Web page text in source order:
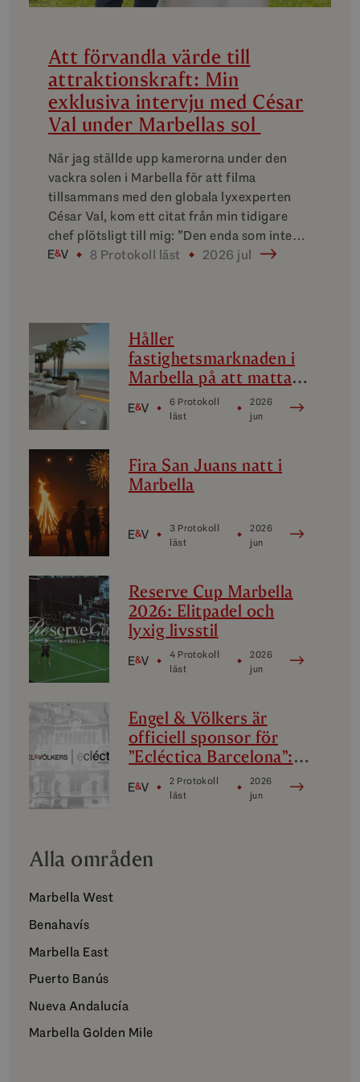
Att förvandla värde till
attraktionskraft: Min
exklusiva intervju med César
Val under Marbellas sol
När jag ställde upp kamerorna under den
vackra solen i Marbella för att filma
tillsammans med den globala lyxexperten
César Val, kom ett citat från min tidigare
chef plötsligt till mig: ”Den enda som inte…
8 Protokoll läst
2026 jul
Håller
fastighetsmarknaden i
Marbella på att mattas
av? En analys av
Marbellas lyxiga
6 Protokoll
läst
2026
jun
Fira San Juans natt i
Marbella
3 Protokoll
läst
2026
jun
Reserve Cup Marbella
2026: Elitpadel och
lyxig livsstil
4 Protokoll
läst
2026
jun
Engel & Völkers är
officiell sponsor för
”Ecléctica Barcelona”:
design, avantgarde och
kultur
2 Protokoll
läst
2026
jun
Alla områden
Marbella West
Benahavís
Marbella East
Puerto Banús
Nueva Andalucía
Marbella Golden Mile